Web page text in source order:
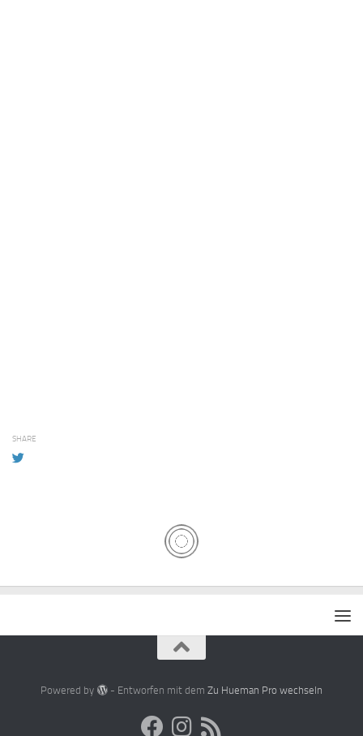
SHARE
Powered by - Entworfen mit dem Zu Hueman Pro wechseln